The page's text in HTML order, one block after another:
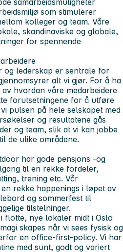
samarbeidsmuligheter
som stimulerer
kolleger og team. Våre
skandinaviske og globale,
for spennende
og lederskap er sentrale for
alt vi gjør. For å ha
hvordan våre medarbeidere
forutsetningene for å utføre
pulsen på hele selskapet med
og resultatene gås
og team, slik at vi kan jobbe
de ulike områdene.
har gode pensjons -og
til en rekke fordeler,
trening etc. Vår
rekke happenings i løpet av
og sommerfest til
tilstelninger.
flotte, nye lokaler midt i Oslo
skapes når vi sees fysisk og
en office-first-policy. Vi har
med sunt, godt og variert